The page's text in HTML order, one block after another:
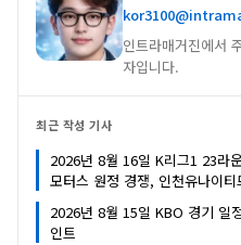
인트라매거진에서
자입니다.
최근 작성 기사
2026년 8월 16일 K리그1 23라
모터스 원정 경쟁, 인천유나이
2026년 8월 15일 KBO 경기 일
인트